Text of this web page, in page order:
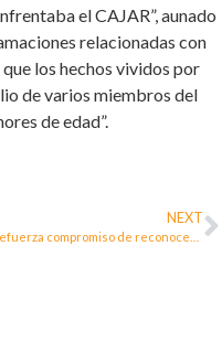
el CAJAR”, aunado
relacionadas con
los hechos vividos por
de varios miembros del
de edad”.
NEXT